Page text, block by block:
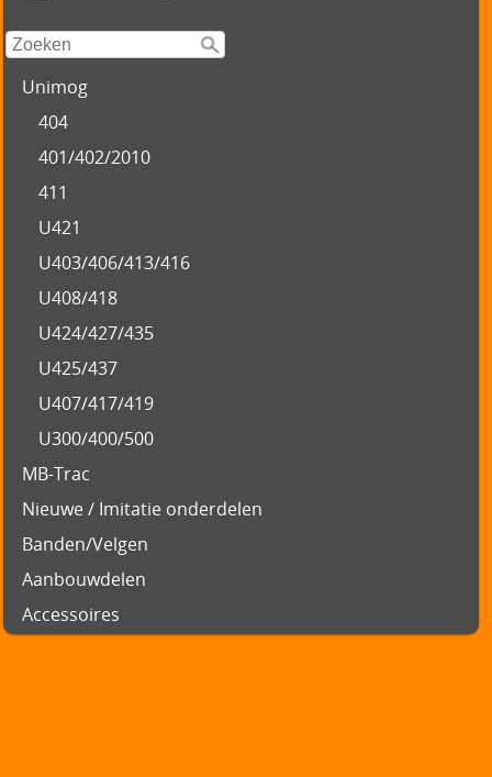
Unimog
404
401/402/2010
411
U421
U403/406/413/416
U408/418
U424/427/435
U425/437
U407/417/419
U300/400/500
MB-Trac
Nieuwe / Imitatie onderdelen
Banden/Velgen
Aanbouwdelen
Accessoires